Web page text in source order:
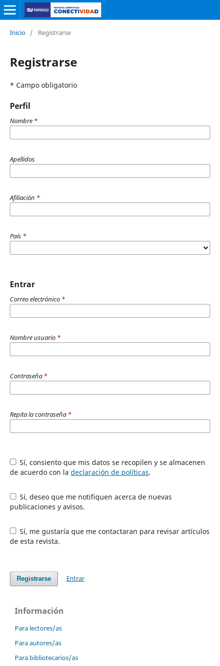
Inicio / Registrarse
Registrarse
* Campo obligatorio
Perfil
Nombre *
Apellidos
Afiliación *
País *
Entrar
Correo electrónico *
Nombre usuario *
Contraseña *
Repita la contraseña *
Sí, consiento que mis datos se recopilen y se almacenen
de acuerdo con la declaración de políticas.
Sí, deseo que me notifiquen acerca de nuevas
publicaciones y avisos.
Sí, me gustaría que me contactaran para revisar artículos
de esta revista.
Registrarse Entrar
Información
Para lectores/as
Para autores/as
Para bibliotecarios/as